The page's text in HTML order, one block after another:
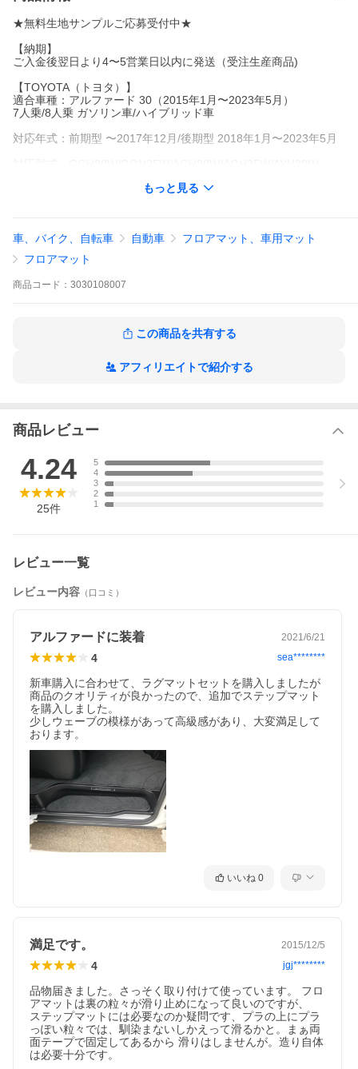
★無料生地サンプルご応募受付中★
【納期】
ご入金後翌日より4〜5営業日以内に発送（受注生産商品)
【TOYOTA（トヨタ）】
適合車種：アルファード 30（2015年1月〜2023年5月）
7人乗/8人乗 ガソリン車/ハイブリッド車
対応年式：前期型 〜2017年12月/後期型 2018年1月〜2023年5月
アルファード30 前期 後期 ALPHARD HV ガソリン
トヨタを代表する高級ミニバン アルファード 30系。オーナー様が
ゆったりとくつろぐことのできる広々した室内空間を上質に演出
適合車種
アルファード 30（2015年1月〜2023年5月）
対応年式：前期型 〜2017年12月/後期型 2018年1月〜2023年5
月
対応型式：GGH30W/GGH35W/AGH30W/AGH35W/AYH30W
S"TYPEGOLD2"対応
S"TYPEGOLD3"対応
適合グレード
【アルファード ガソリン車】
Executive Lounge（エグゼクティブラウンジ 3.5L）、
Executive Lounge S（エグゼクティブラウンジ S 3.5L）、
SA（3.5L）、SA“TYPE BLACK”(3.5L)、G（2.5L）、S"Cパッケ
ージ"（2.5L）、S"Aパッケージ"（2.5L）、S（2.5L）、
X（2.5L）、S“Aパッケージ・TYPE BLACK”(2.5L)、S“TYPE
GOLD”(2.5L)、S“TYPE GOLD2”(2.5L)
、S“TYPE GOLD3”(2.5L)
【アルファード ハイブリッド車】
Lounge S（エグゼクティブラウンジ S）、SR"Cパッケージ"、
G"Fパッケージ"、SR、G、S、X、S“TYPE GOLD”(2.5L)、
ヴェルファイア30系 前期・後期に対応するマットもご用意して
おります。
組数
ステップマット4枚組
生地色
ブラック/ルビーレッド/ダークグレー/ベージュ/チェック（グレ
もっと見る
車、バイク、自転車 自動車
フロアマット、車用マット
フロアマット
商品 コード： 3030108007
この商品を共有する
アフィリエイトで紹介する
商品レビュー
4.24
25件
5
4
3
2
1
レビュー一覧
レビュー内容 （口コミ）
アルファードに装着 2021/6/21
4 sea********
新車購入に合わせて、ラグマットセットを購入しましたが
商品のクオリティが良かったので、追加でステップマット
を購入しました。
少しウェーブの模様があって高級感があり、大変満足して
おります。
いいね 0
満足です。 2015/12/5
4 jgj********
品物届きました。さっそく取り付けて使っています。 フロ
アマットは裏の粒々が滑り止めになって良いのですが、
ステップマットには必要なのか疑問です、プラの上にプラ
っぽい粒々では、馴染まないしかえって滑るかと。まぁ両
面テープで固定してあるから 滑りはしませんが。造り自体
は必要十分です。